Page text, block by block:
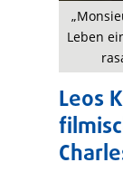
Leben
Leos